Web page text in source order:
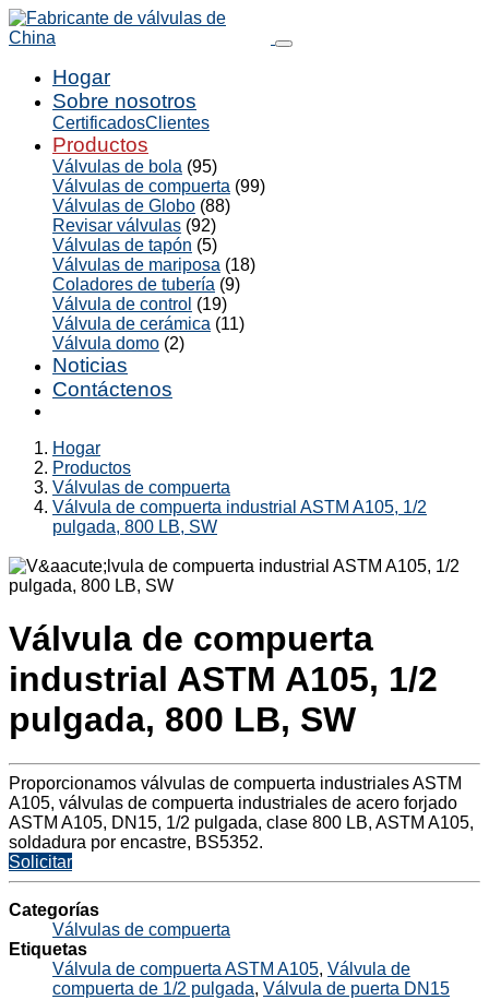
Hogar
Sobre nosotros
CertificadosClientes
Productos
Válvulas de bola (95)
Válvulas de compuerta (99)
Válvulas de Globo (88)
Revisar válvulas (92)
Válvulas de tapón (5)
Válvulas de mariposa (18)
Coladores de tubería (9)
Válvula de control (19)
Válvula de cerámica (11)
Válvula domo (2)
Noticias
Contáctenos
Hogar
Productos
Válvulas de compuerta
Válvula de compuerta industrial ASTM A105, 1/2
pulgada, 800 LB, SW
Válvula de compuerta
industrial ASTM A105, 1/2
pulgada, 800 LB, SW
Proporcionamos válvulas de compuerta industriales ASTM
A105, válvulas de compuerta industriales de acero forjado
ASTM A105, DN15, 1/2 pulgada, clase 800 LB, ASTM A105,
soldadura por encastre, BS5352.
Solicitar
Categorías
Válvulas de compuerta
Etiquetas
Válvula de compuerta ASTM A105, Válvula de
compuerta de 1/2 pulgada, Válvula de puerta DN15